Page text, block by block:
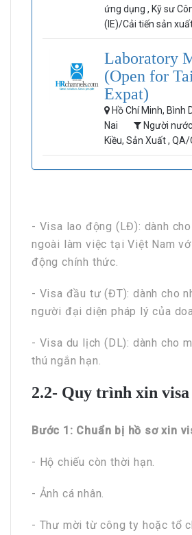
ứng dụng , Kỹ sư
(IE)/Cải tiến sản
Laboratory
(Open for
Expat)
Hồ Chí Minh, Bình
Nai
Người
Kiều, Sản Xuất , QA/
- Visa lao động (LĐ): dành
ngoài làm việc tại Việt Nam
động chính thức.
- Visa đầu tư (ĐT): dành cho
người đại diện pháp lý của
- Visa du lịch (DL): dành cho
thú ngắn hạn.
2.2- Quy trình xin visa
Bước 1: Chuẩn bị hồ sơ xin
- Hộ chiếu còn thời hạn.
- Ảnh cá nhân.
- Thư mời từ công ty hoặc tổ